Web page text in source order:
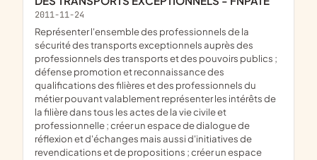
2011-11-24
représenter l'ensemble des professionnels de la
sécurité des transports exceptionnels auprès des
professionnels des transports et des pouvoirs publics ;
défense promotion et reconnaissance des
qualifications des filières et des professionnels du
métier pouvant valablement représenter les intérêts de
la filière dans tous les actes de la vie civile et
professionnelle ; créer un espace de dialogue de
réflexion et d'échanges mais aussi d'initiatives de
revendications et de propositions ; créer un espace